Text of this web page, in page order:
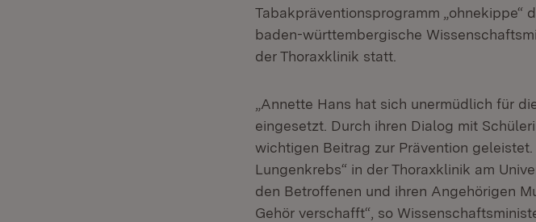
Tabakpräventionsprogramm „ohnekippe“
baden-württembergische
der Thoraxklinik statt.
„Annette Hans hat sich unermüdlich für
eingesetzt. Durch ihren Dialog mit
wichtigen Beitrag zur Prävention
Lungenkrebs“ in der Thoraxklinik am
den Betroffenen und ihren Angehörigen
Gehör verschafft“, so